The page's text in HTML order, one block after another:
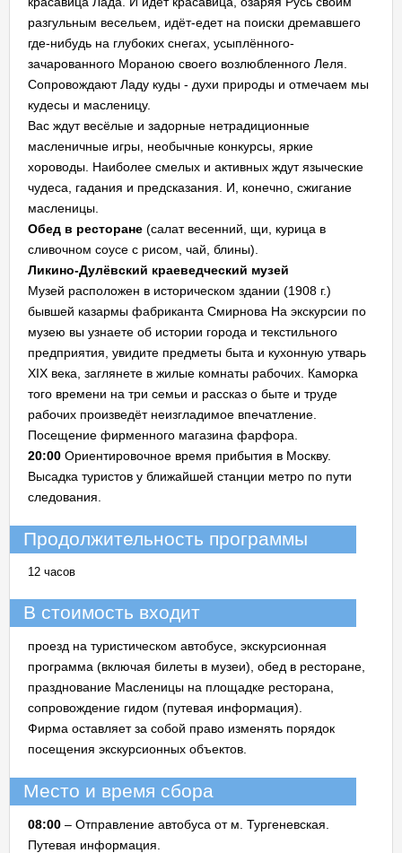
разгульным весельем, идёт-едет на поиски дремавшего
где-нибудь на глубоких снегах, усыплённого-
зачарованного Мораною своего возлюбленного Леля.
Сопровождают Ладу куды - духи природы и отмечаем мы
кудесы и масленицу.
Вас ждут весёлые и задорные нетрадиционные
масленичные игры, необычные конкурсы, яркие
хороводы. Наиболее смелых и активных ждут языческие
чудеса, гадания и предсказания. И, конечно, сжигание
масленицы.
Обед в ресторане (салат весенний, щи, курица в
сливочном соусе с рисом, чай, блины).
Ликино-Дулёвский краеведческий музей
Музей расположен в историческом здании (1908 г.)
бывшей казармы фабриканта Смирнова На экскурсии по
музею вы узнаете об истории города и текстильного
предприятия, увидите предметы быта и кухонную утварь
XIX века, заглянете в жилые комнаты рабочих. Каморка
того времени на три семьи и рассказ о быте и труде
рабочих произведёт неизгладимое впечатление.
Посещение фирменного магазина фарфора.
20:00 Ориентировочное время прибытия в Москву.
Высадка туристов у ближайшей станции метро по пути
следования.
Продолжительность программы
12 часов
В стоимость входит
проезд на туристическом автобусе, экскурсионная
программа (включая билеты в музеи), обед в ресторане,
празднование Масленицы на площадке ресторана,
сопровождение гидом (путевая информация).
Фирма оставляет за собой право изменять порядок
посещения экскурсионных объектов.
Место и время сбора
08:00 – Отправление автобуса от м. Тургеневская.
Путевая информация.